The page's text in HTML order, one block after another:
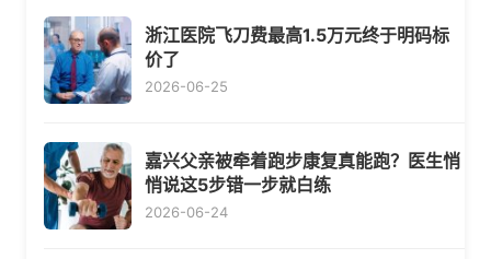
浙江医院飞刀费最高1.5万元终于明码标
价了
2026-06-25
嘉兴父亲被牵着跑步康复真能跑？医生悄
悄说这5步错一步就白练
2026-06-24